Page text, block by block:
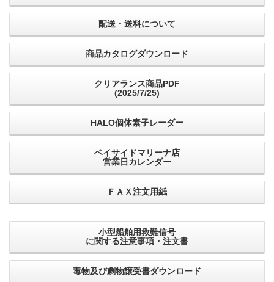
配送・送料について
商品カタログダウンロード
クリアランス商品PDF
(2025/7/25)
HALO個体素子レーダー
ベイサイドマリーナ店
営業日カレンダー
ＦＡＸ注文用紙
小型船舶用救難信号
に関する注意事項・注文書
毒物及び劇物譲受書ダウンロード